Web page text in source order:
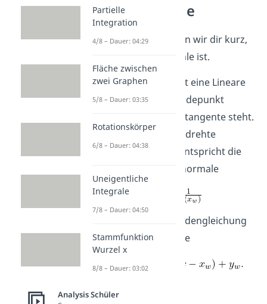
Wendenormale
Im Folgenden erklären wir dir kurz,
was die Wendenormale ist.
Die Wendenormale ist eine Lineare
Funktion, die am Wendepunkt
senkrecht zur Wendetangente steht.
Da sie eine um 90° gedrehte
Wendetangente ist, entspricht die
Steigung der Wendenormale
Damit lautet die Geradengleichung
für die Wendenormale
Partielle
Integration
4/8 – Dauer: 04:29
Fläche zwischen
zwei Graphen
5/8 – Dauer: 03:35
Rotationskörper
6/8 – Dauer: 04:38
Uneigentliche
Integrale
7/8 – Dauer: 04:50
Stammfunktion
Wurzel x
8/8 – Dauer: 03:02
Analysis Schüler